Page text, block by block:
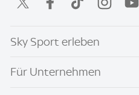
Sky Sport erleben
Für Unternehmen